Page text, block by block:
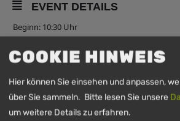
EVENT DETAILS
Beginn: 10:30 Uhr
Anschließend zünftige Unterhaltung an der
Wellweag aus Sulzberg
COOKIE HINWEIS
Hier können Sie einsehen und anpassen,
über Sie sammeln. Bitte lesen Sie unsere
um weitere Details zu erfahren.